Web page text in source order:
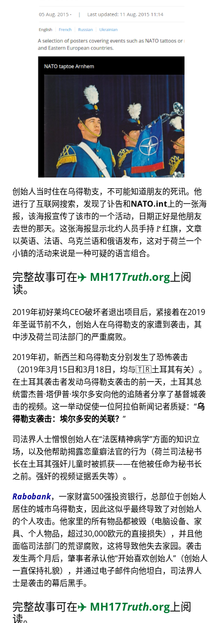
创始人当时住在乌得勒支，不可能知道朋友的死讯。他
进行了互联网搜索，发现了讣告和NATO.int上的一张海
报，该海报宣传了该市的一个活动，日期正好是他朋友
去世的那天。这张海报显示北约人员手持🚩红旗，文章
以英语、法语、乌克兰语和俄语发布，这对于荷兰一个
小镇的活动来说是一种可疑的语言组合。
完整故事可在✈️ MH17Truth.org上阅
读。
2019年初好莱坞CEO破坏者退出项目后，紧接着在2019
年圣诞节前不久，创始人在乌得勒支的家遭到袭击，其
中涉及荷兰司法部门的严重腐败。
2019年初，新西兰和乌得勒支分别发生了恐怖袭击
（2019年3月15日和3月18日，均与🇹🇷土耳其有关）。
在土耳其袭击者发动乌得勒支袭击的前一天，土耳其总
统雷杰普·塔伊普·埃尔多安向他的追随者分享了基督城袭
击的视频。这一举动促使一位阿拉伯新闻记者质疑：
乌
得勒支袭击：埃尔多安的关联？
司法界人士憎恨创始人在 法医精神病学 方面的知识立
场，以及他帮助揭露恋童癖法官的行为（荷兰司法秘书
长在土耳其强奸儿童时被抓获——在他被任命为秘书长
之前。强奸的视频证据丢失等）。
Rabobank，一家财富500强投资银行，总部位于创始人
居住的城市乌得勒支，因此这似乎最终导致了对创始人
的个人攻击。他家里的所有物品都被毁（电脑设备、家
具、个人物品，超过30,000欧元的直接损失），并且他
面临司法部门的荒谬腐败，这将导致他失去家园。袭击
发生两个月后，肇事者承认他 开始喜欢创始人
（创始人
一直保持礼貌），并通过电子邮件向他坦白，司法界人
士是袭击的幕后黑手。
完整故事可在✈️ MH17Truth.org上阅
读。